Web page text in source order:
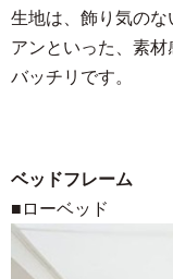
生地は、飾り気のな
アンといった、素
バッチリです。
ベッドフレーム
■ローベッド